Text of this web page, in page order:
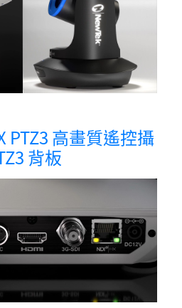
PTZ3 高畫質遙控攝
背板